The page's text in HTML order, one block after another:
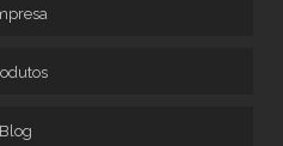
Blog